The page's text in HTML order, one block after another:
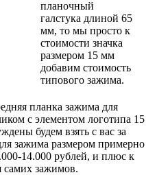
планочный
галстука длиной 65
мм, то мы просто к
стоимости значка
размером 15 мм
добавим стоимость
типового зажима.
планка зажима для
с элементом логотипа 15
будем взять с вас за
зажима размером примерно
14.000 рублей, и плюс к
самих зажимов.